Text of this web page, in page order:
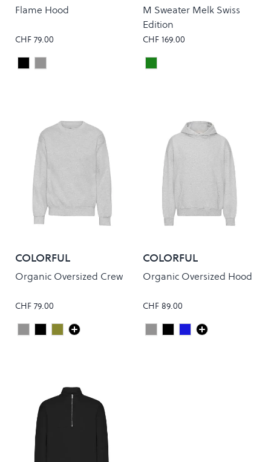
Flame Hood
CHF 79.00
Colour
BlackGrey
M Sweater Melk Swiss
Edition
CHF 169.00
Colour
Dark Green
COLORFUL
STANDARD
Organic Oversized Crew
CHF 79.00
Colour
Heather Grey
Deep Black
Dusty Olive
COLORFUL
STANDARD
Organic Oversized Hood
CHF 89.00
Colour
Heather Grey
Deep Black
Navy Blue